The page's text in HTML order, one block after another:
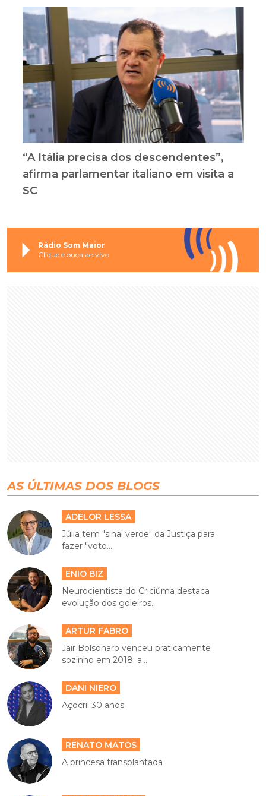
“A Itália precisa dos descendentes”,
afirma parlamentar italiano em visita a
SC
Rádio Som Maior
Clique e ouça ao vivo
AS ÚLTIMAS DOS BLOGS
ADELOR LESSA
Júlia tem "sinal verde" da Justiça para
fazer "voto...
ENIO BIZ
Neurocientista do Criciúma destaca
evolução dos goleiros...
ARTUR FABRO
Jair Bolsonaro venceu praticamente
sozinho em 2018; a...
DANI NIERO
Açocril 30 anos
RENATO MATOS
A princesa transplantada